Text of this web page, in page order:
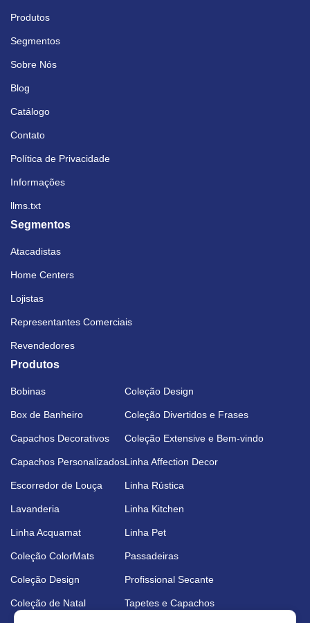
Produtos
Segmentos
Sobre Nós
Blog
Catálogo
Contato
Política de Privacidade
Informações
llms.txt
Segmentos
Atacadistas
Home Centers
Lojistas
Representantes Comerciais
Revendedores
Produtos
Bobinas
Box de Banheiro
Capachos Decorativos
Capachos Personalizados
Escorredor de Louça
Lavanderia
Linha Acquamat
Coleção ColorMats
Coleção Design
Coleção de Natal
Coleção Design
Coleção Divertidos e Frases
Coleção Extensive e Bem-vindo
Linha Affection Decor
Linha Rústica
Linha Kitchen
Linha Pet
Passadeiras
Profissional Secante
Tapetes e Capachos